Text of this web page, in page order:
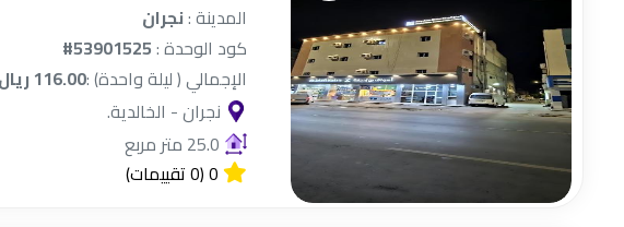
المدينة :نجران
كود الوحدة :#53901525
الإجمالي ( ليلة واحدة) :116.00 ريال
نجران - الخالدية.
25.0 متر مربع
0(0 تقييمات)